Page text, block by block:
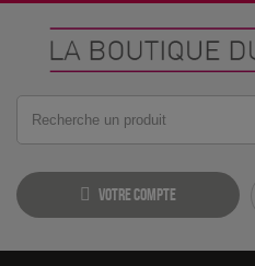
Votre compte